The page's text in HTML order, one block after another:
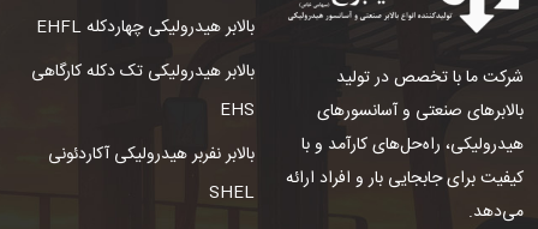
شرکت ما با تخصص در تولید
بالابرهای صنعتی و آسانسورهای
هیدرولیکی، راه‌حل‌های کارآمد و با
کیفیت برای جابجایی بار و افراد ارائه
می‌دهد.
بالابر هیدرولیکی چهاردکله EHFL
بالابر هیدرولیکی تک دکله کارگاهی
EHS
بالابر نفربر هیدرولیکی آکاردئونی
SHEL